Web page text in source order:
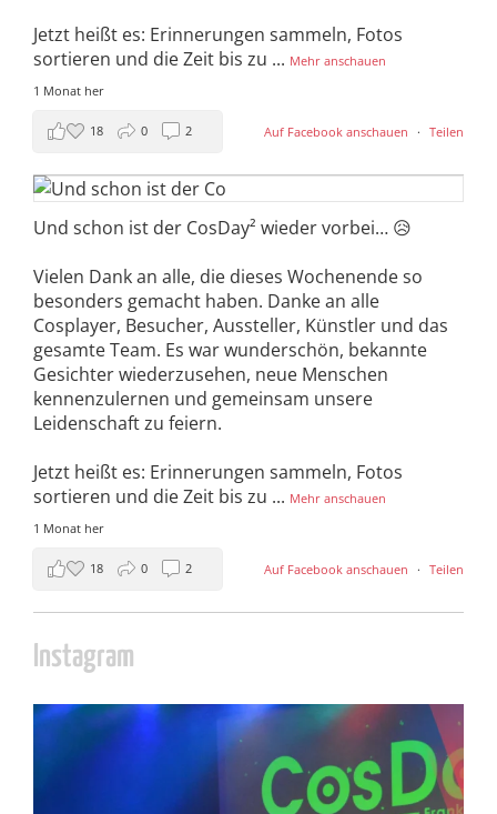
Jetzt heißt es: Erinnerungen sammeln, Fotos
sortieren und die Zeit bis zu ... Mehr anschauen
1 Monat her
Auf Facebook anschauen · Teilen
18 0 2
Und schon ist der CosDay² wieder vorbei… 😥
Vielen Dank an alle, die dieses Wochenende so
besonders gemacht haben. Danke an alle
Cosplayer, Besucher, Aussteller, Künstler und das
gesamte Team. Es war wunderschön, bekannte
Gesichter wiederzusehen, neue Menschen
kennenzulernen und gemeinsam unsere
Leidenschaft zu feiern.
Jetzt heißt es: Erinnerungen sammeln, Fotos
sortieren und die Zeit bis zu ... Mehr anschauen
1 Monat her
Auf Facebook anschauen · Teilen
18 0 2
Instagram
cosday
Juli 5
133 25